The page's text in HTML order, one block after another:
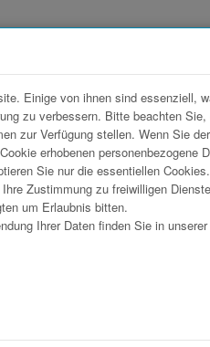
Download
Einige von ihnen sind essenziell,
zu verbessern. Bitte beachten
zur Verfügung stellen. Wenn Sie
erhobenen personenbezogene
Sie nur die essentiellen Cookies.
Zustimmung zu freiwilligen
um Erlaubnis bitten.
Ihrer Daten finden Sie in unserer